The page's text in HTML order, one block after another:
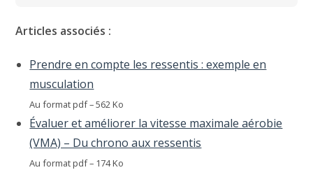
Articles associés :
Prendre en compte les ressentis : exemple en
musculation
Au format pdf – 562 Ko
Évaluer et améliorer la vitesse maximale aérobie
(VMA) – Du chrono aux ressentis
Au format pdf – 174 Ko